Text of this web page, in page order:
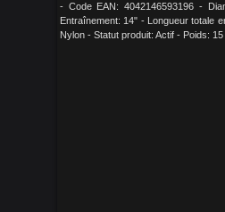
- Code EAN: 4042146593196 -
Entraînement: 14" - Longueur totale
Nylon - Statut produit: Actif - Poids: 15